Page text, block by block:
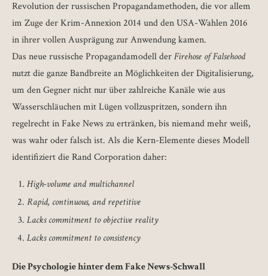
Revolution der russischen Propagandamethoden, die vor allem
im Zuge der Krim-Annexion 2014 und den USA-Wahlen 2016
in ihrer vollen Ausprägung zur Anwendung kamen.
Das neue russische Propagandamodell derFirehose of Falsehood
nutzt die ganze Bandbreite an Möglichkeiten der Digitalisierung,
um den Gegner nicht nur über zahlreiche Kanäle wie aus
Wasserschläuchen mit Lügen vollzuspritzen, sondern ihn
regelrecht in Fake News zu ertränken, bis niemand mehr weiß,
was wahr oder falsch ist. Als die Kern-Elemente dieses Modell
identifiziert die Rand Corporation daher:
High-volume and multichannel
Rapid, continuous, and repetitive
Lacks commitment to objective reality
Lacks commitment to consistency
Die Psychologie hinter dem Fake News-Schwall